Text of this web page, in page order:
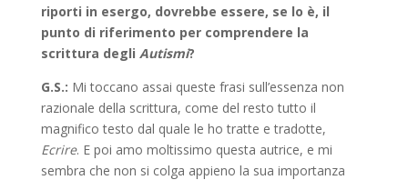
riporti in esergo, dovrebbe essere, se lo è, il
punto di riferimento per comprendere la
scrittura degli Autismi?
G.S.: Mi toccano assai queste frasi sull’essenza non
razionale della scrittura, come del resto tutto il
magnifico testo dal quale le ho tratte e tradotte,
Ecrire. E poi amo moltissimo questa autrice, e mi
sembra che non si colga appieno la sua importanza